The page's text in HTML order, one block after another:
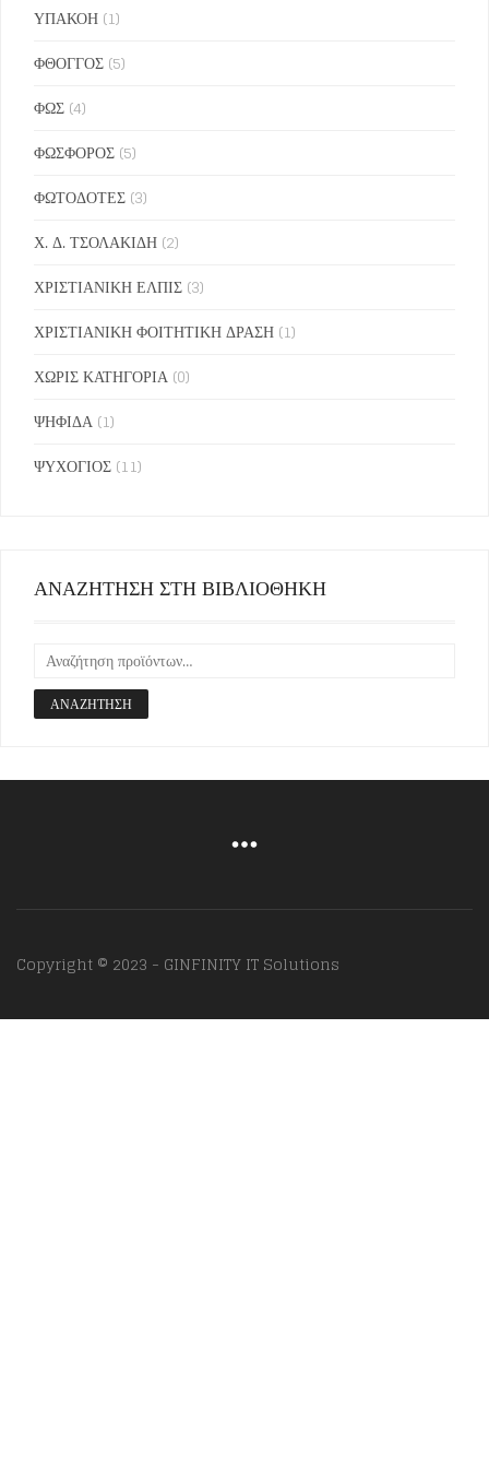
ΥΠΑΚΟΗ (1)
ΦΘΟΓΓΟΣ (5)
ΦΩΣ (4)
ΦΩΣΦΟΡΟΣ (5)
ΦΩΤΟΔΟΤΕΣ (3)
Χ. Δ. ΤΣΟΛΑΚΙΔΗ (2)
ΧΡΙΣΤΙΑΝΙΚΗ ΕΛΠΙΣ (3)
ΧΡΙΣΤΙΑΝΙΚΗ ΦΟΙΤΗΤΙΚΗ ΔΡΑΣΗ (1)
ΧΩΡΙΣ ΚΑΤΗΓΟΡΙΑ (0)
ΨΗΦΙΔΑ (1)
ΨΥΧΟΓΙΟΣ (11)
ΑΝΑΖΗΤΗΣΗ ΣΤΗ ΒΙΒΛΙΟΘΗΚΗ
ΑΝΑΖΉΤΗΣΗ
Copyright © 2023 - GINFINITY IT Solutions